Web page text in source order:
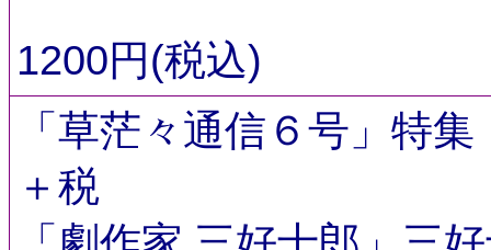
1200円(税込)
「草茫々通信６号」特
＋税